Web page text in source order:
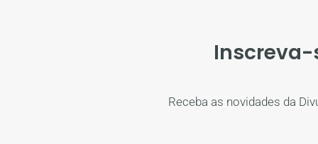
Inscreva-
Receba as novidades da